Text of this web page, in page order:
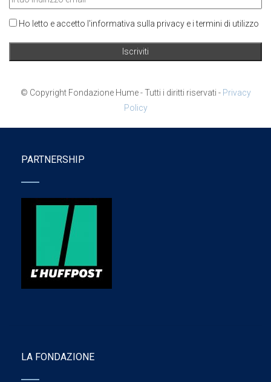
Ho letto e accetto l'informativa sulla privacy e i termini di utilizzo
© Copyright Fondazione Hume - Tutti i diritti riservati - Privacy
Policy
PARTNERSHIP
LA FONDAZIONE